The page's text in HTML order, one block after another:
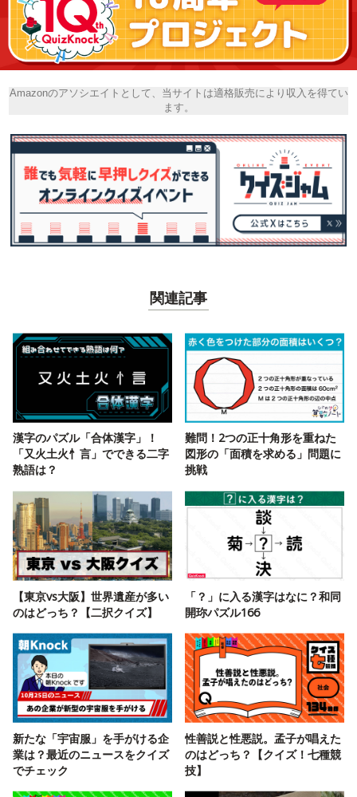
Amazonのアソシエイトとして、当サイトは適格販売により収入を得てい
ます。
関連記事
漢字のパズル「合体漢字」！
「又火土火忄言」でできる二字
熟語は？
難問！2つの正十角形を重ねた
図形の「面積を求める」問題に
挑戦
【東京vs大阪】世界遺産が多い
のはどっち？【二択クイズ】
「？」に入る漢字はなに？和同
開珎パズル166
新たな「宇宙服」を手がける企
業は？最近のニュースをクイズ
でチェック
性善説と性悪説。孟子が唱えた
のはどっち？【クイズ！七種競
技】